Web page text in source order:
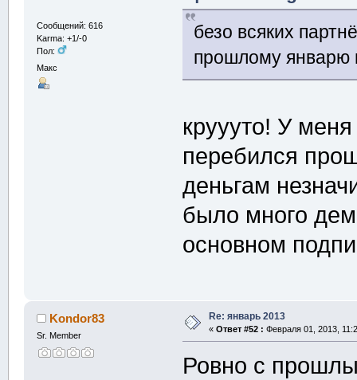
Сообщений: 616
Karma: +1/-0
Пол:
Макс
безо всяких
прошлому январю
круууто! У
перебился
деньгам
было много
основном
Kondor83
Sr. Member
Re: январь 2013
« Ответ #52 : Февраля 01, 2013,
Ровно с